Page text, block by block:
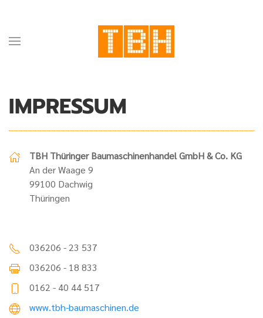
IMPRESSUM
TBH Thüringer Baumaschinenhandel GmbH & Co. KG
An der Waage 9
99100 Dachwig
Thüringen
036206 - 23 537
036206 - 18 833
0162 - 40 44 517
www.tbh-baumaschinen.de